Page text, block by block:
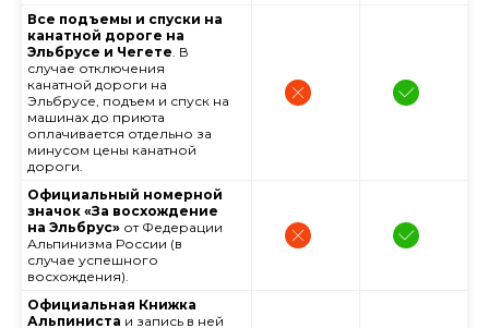
Все подъемы и спуски на
канатной дороге на
Эльбрусе и Чегете. В
случае отключения
канатной дороги на
Эльбрусе, подъем и спуск на
машинах до приюта
оплачивается отдельно за
минусом цены канатной
дороги.
Официальный номерной
значок «За восхождение
на Эльбрус» от Федерации
Альпинизма России (в
случае успешного
восхождения).
Официальная Книжка
Альпиниста и запись в ней